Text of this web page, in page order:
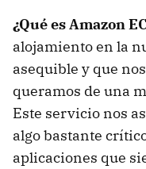
¿Qué es Amazon
alojamiento en la
asequible y que
queramos de una
Este servicio nos
algo bastante
aplicaciones que